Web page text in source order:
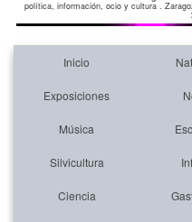
política, información, ocio y cultura .
Inicio
Exposiciones
Música
Silvicultura
Ciencia